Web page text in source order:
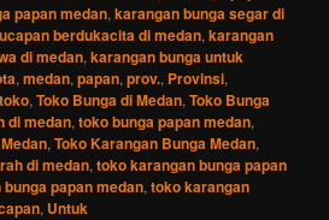
papan medan,karangan bunga segar di
berdukacita di medan,karangan
di medan,karangan bunga untuk
,medan,papan,prov., Provinsi,
toko,Toko Bunga di Medan,Toko Bunga
di medan,toko bunga papan medan,
,Toko Karangan Bunga Medan,
di medan,toko karangan bunga papan
papan medan,toko karangan
, Untuk